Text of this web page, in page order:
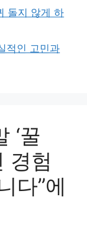
돌지 않게 하
적인 고민과
‘꿀
경험
다”에